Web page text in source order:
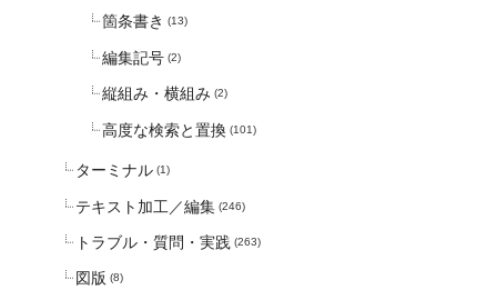
箇条書き (13)
編集記号 (2)
縦組み・横組み (2)
高度な検索と置換 (101)
ターミナル (1)
テキスト加工／編集 (246)
トラブル・質問・実践 (263)
図版 (8)